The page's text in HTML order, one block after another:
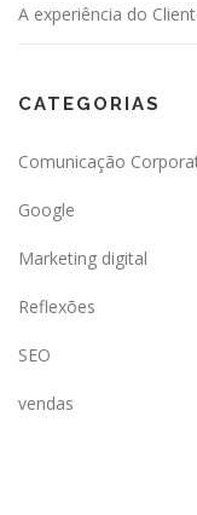
A experiência do
CATEGORIAS
Comunicação
Google
Marketing digital
Reflexões
SEO
vendas